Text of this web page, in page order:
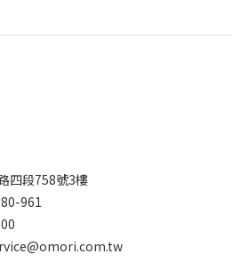
四段758號3樓
961